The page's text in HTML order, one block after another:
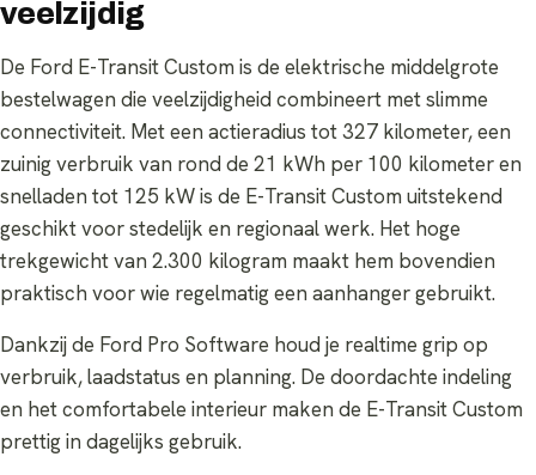
veelzijdig
De Ford E-Transit Custom is de elektrische middelgrote
bestelwagen die veelzijdigheid combineert met slimme
connectiviteit. Met een actieradius tot 327 kilometer, een
zuinig verbruik van rond de 21 kWh per 100 kilometer en
snelladen tot 125 kW is de E-Transit Custom uitstekend
geschikt voor stedelijk en regionaal werk. Het hoge
trekgewicht van 2.300 kilogram maakt hem bovendien
praktisch voor wie regelmatig een aanhanger gebruikt.
Dankzij de Ford Pro Software houd je realtime grip op
verbruik, laadstatus en planning. De doordachte indeling
en het comfortabele interieur maken de E-Transit Custom
prettig in dagelijks gebruik.